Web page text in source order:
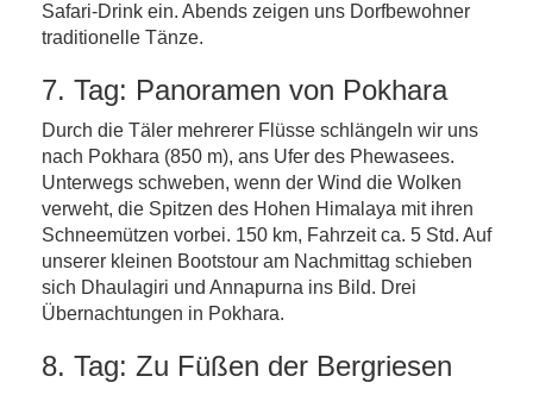
Safari-Drink ein. Abends zeigen uns Dorfbewohner
traditionelle Tänze.
7. Tag: Panoramen von Pokhara
Durch die Täler mehrerer Flüsse schlängeln wir uns
nach Pokhara (850 m), ans Ufer des Phewasees.
Unterwegs schweben, wenn der Wind die Wolken
verweht, die Spitzen des Hohen Himalaya mit ihren
Schneemützen vorbei. 150 km, Fahrzeit ca. 5 Std. Auf
unserer kleinen Bootstour am Nachmittag schieben
sich Dhaulagiri und Annapurna ins Bild. Drei
Übernachtungen in Pokhara.
8. Tag: Zu Füßen der Bergriesen